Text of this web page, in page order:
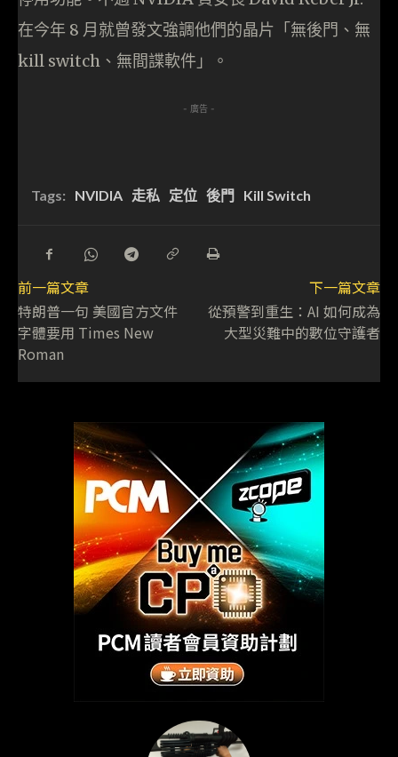
在今年 8 月就曾發文強調他們的晶片「無後門、無
kill switch、無間諜軟件」。
- 廣告 -
Tags: NVIDIA 走私 定位 後門 Kill Switch
前一篇文章
特朗普一句 美國官方文件
字體要用 Times New
Roman
下一篇文章
從預警到重生：AI 如何成為
大型災難中的數位守護者